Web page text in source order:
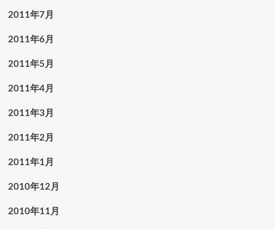
2011年7月
2011年6月
2011年5月
2011年4月
2011年3月
2011年2月
2011年1月
2010年12月
2010年11月